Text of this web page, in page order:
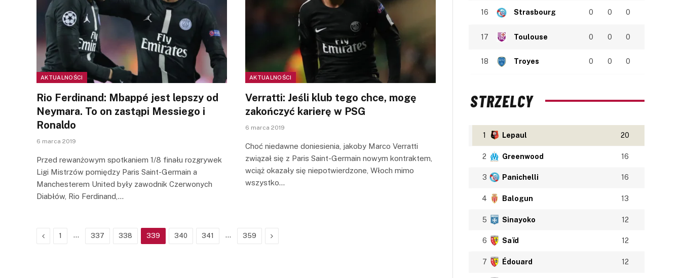
AKTUALNOŚCI
Rio Ferdinand: Mbappé jest lepszy od
Neymara. To on zastąpi Messiego i
Ronaldo
6 marca 2019
Przed rewanżowym spotkaniem 1/8 finału rozgrywek
Ligi Mistrzów pomiędzy Paris Saint-Germain a
Manchesterem United były zawodnik Czerwonych
Diabłów, Rio Ferdinand,…
AKTUALNOŚCI
Verratti: Jeśli klub tego chce, mogę
zakończyć karierę w PSG
6 marca 2019
Choć niedawne doniesienia, jakoby Marco Verratti
związał się z Paris Saint-Germain nowym kontraktem,
wciąż okazały się niepotwierdzone, Włoch mimo
wszystko…
Previous
1 … 337 338 339 340 341 … 359 Next
16 Strasbourg 0 0 0
17 Toulouse 0 0 0
18 Troyes 0 0 0
STRZELCY
1 Lepaul 20
2 Greenwood 16
3 Panichelli 16
4 Balogun 13
5 Sinayoko 12
6 Saïd 12
7 Édouard 12